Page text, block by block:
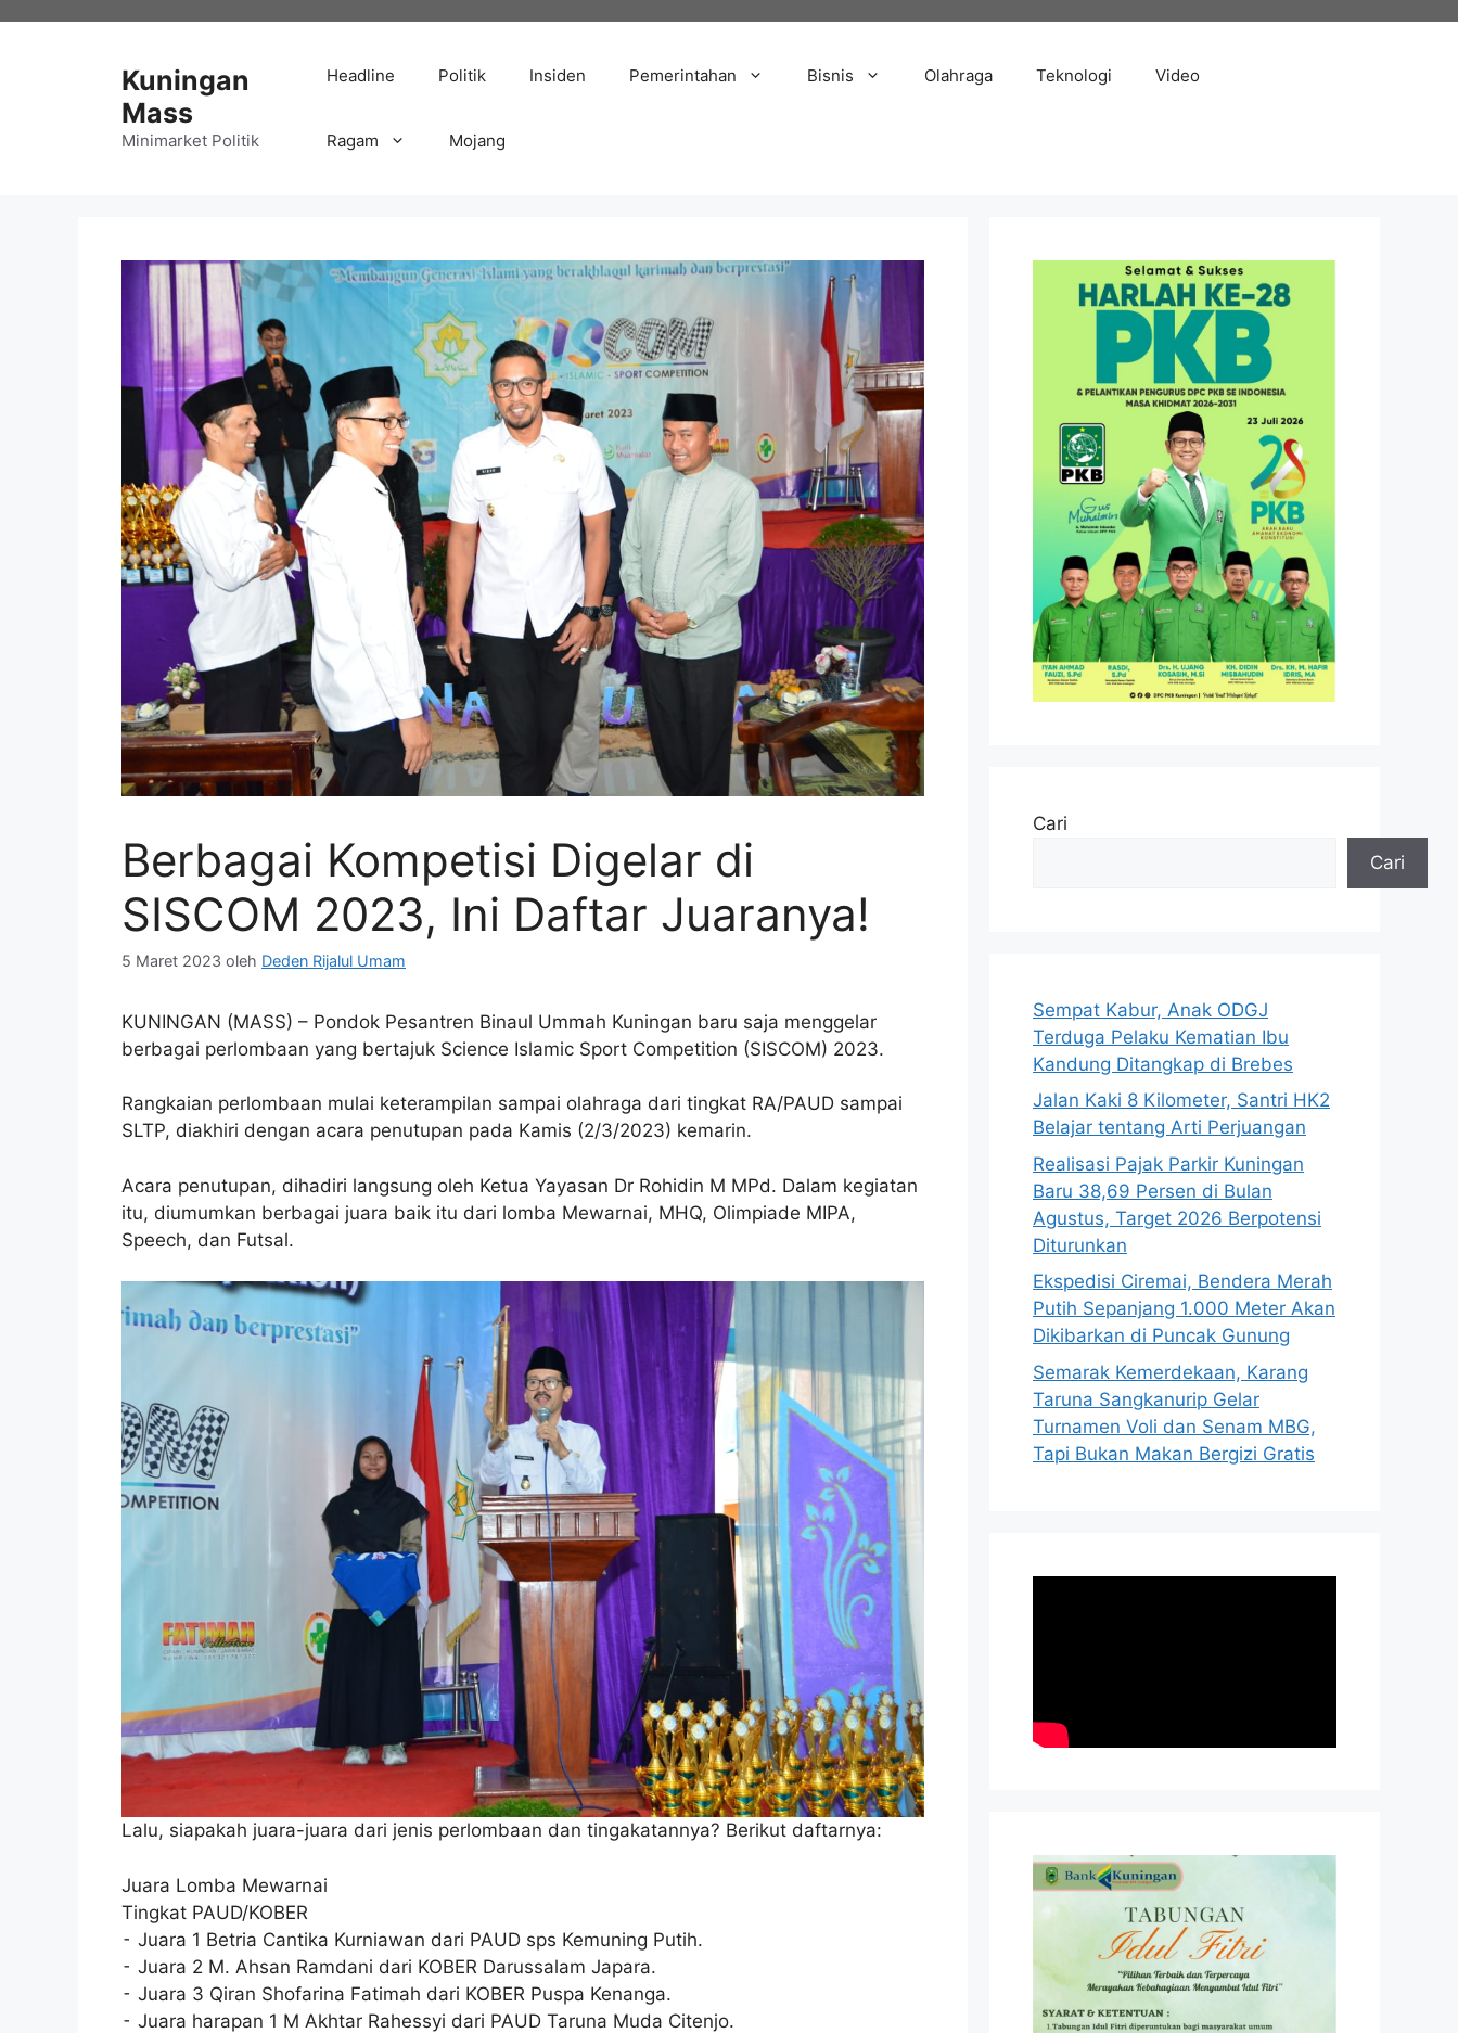
Kuningan
Mass
Minimarket Politik
Headline Politik Insiden Pemerintahan Bisnis Olahraga Teknologi Video
Ragam Mojang
Berbagai Kompetisi Digelar di
SISCOM 2023, Ini Daftar Juaranya!
5 Maret 2023 oleh Deden Rijalul Umam
KUNINGAN (MASS) – Pondok Pesantren Binaul Ummah Kuningan baru saja menggelar
berbagai perlombaan yang bertajuk Science Islamic Sport Competition (SISCOM) 2023.
Rangkaian perlombaan mulai keterampilan sampai olahraga dari tingkat RA/PAUD sampai
SLTP, diakhiri dengan acara penutupan pada Kamis (2/3/2023) kemarin.
Acara penutupan, dihadiri langsung oleh Ketua Yayasan Dr Rohidin M MPd. Dalam kegiatan
itu, diumumkan berbagai juara baik itu dari lomba Mewarnai, MHQ, Olimpiade MIPA,
Speech, dan Futsal.
Lalu, siapakah juara-juara dari jenis perlombaan dan tingakatannya? Berikut daftarnya:
Juara Lomba Mewarnai
Tingkat PAUD/KOBER
⁃ Juara 1 Betria Cantika Kurniawan dari PAUD sps Kemuning Putih.
⁃ Juara 2 M. Ahsan Ramdani dari KOBER Darussalam Japara.
⁃ Juara 3 Qiran Shofarina Fatimah dari KOBER Puspa Kenanga.
⁃ Juara harapan 1 M Akhtar Rahessyi dari PAUD Taruna Muda Citenjo.
Cari
Cari
Sempat Kabur, Anak ODGJ
Terduga Pelaku Kematian Ibu
Kandung Ditangkap di Brebes
Jalan Kaki 8 Kilometer, Santri HK2
Belajar tentang Arti Perjuangan
Realisasi Pajak Parkir Kuningan
Baru 38,69 Persen di Bulan
Agustus, Target 2026 Berpotensi
Diturunkan
Ekspedisi Ciremai, Bendera Merah
Putih Sepanjang 1.000 Meter Akan
Dikibarkan di Puncak Gunung
Semarak Kemerdekaan, Karang
Taruna Sangkanurip Gelar
Turnamen Voli dan Senam MBG,
Tapi Bukan Makan Bergizi Gratis